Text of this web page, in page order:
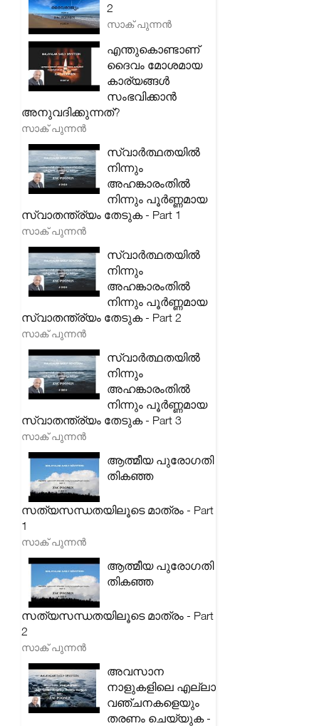
2
സാക് പുന്നൻ
എന്തുകൊണ്ടാണ്
ദൈവം മോശമായ
കാര്യങ്ങൾ
സംഭവിക്കാൻ
അനുവദിക്കുന്നത്?
സാക് പുന്നൻ
സ്വാർത്ഥതയിൽ
നിന്നും
അഹങ്കാരംതിൽ
നിന്നും പൂർണ്ണമായ
സ്വാതന്ത്ര്യം തേടുക - Part 1
സാക് പുന്നൻ
സ്വാർത്ഥതയിൽ
നിന്നും
അഹങ്കാരംതിൽ
നിന്നും പൂർണ്ണമായ
സ്വാതന്ത്ര്യം തേടുക - Part 2
സാക് പുന്നൻ
സ്വാർത്ഥതയിൽ
നിന്നും
അഹങ്കാരംതിൽ
നിന്നും പൂർണ്ണമായ
സ്വാതന്ത്ര്യം തേടുക - Part 3
സാക് പുന്നൻ
ആത്മീയ പുരോഗതി
തികഞ്ഞ
സത്യസന്ധതയിലൂടെ മാത്രം - Part
1
സാക് പുന്നൻ
ആത്മീയ പുരോഗതി
തികഞ്ഞ
സത്യസന്ധതയിലൂടെ മാത്രം - Part
2
സാക് പുന്നൻ
അവസാന
നാളുകളിലെ എല്ലാ
വഞ്ചനകളെയും
തരണം ചെയ്യുക -